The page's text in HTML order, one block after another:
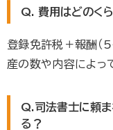
Q. 費用はどのく
登録免許税＋報酬（
産の数や内容によっ
Q.司法書士に頼
る？